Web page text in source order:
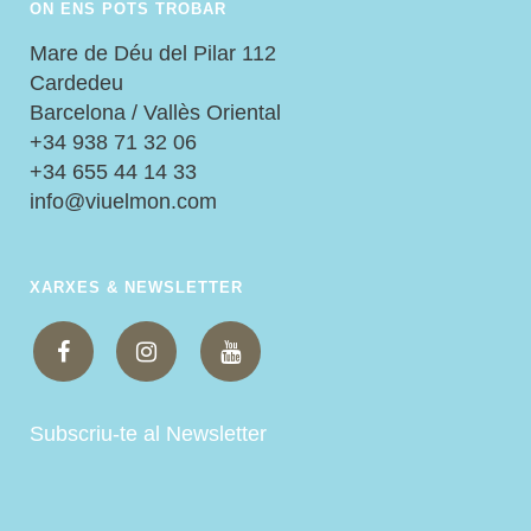
ON ENS POTS TROBAR
Mare de Déu del Pilar 112
Cardedeu
Barcelona / Vallès Oriental
+34 938 71 32 06
+34 655 44 14 33
info@viuelmon.com
XARXES & NEWSLETTER
Subscriu-te al Newsletter